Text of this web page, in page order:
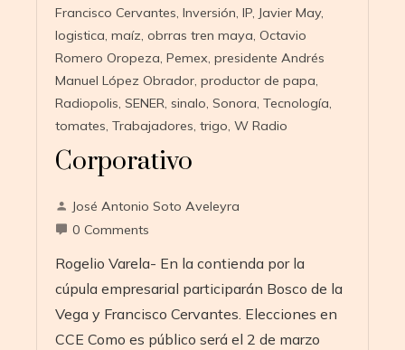
Francisco Cervantes, Inversión, IP, Javier May,
logistica, maíz, obrras tren maya, Octavio
Romero Oropeza, Pemex, presidente Andrés
Manuel López Obrador, productor de papa,
Radiopolis, SENER, sinalo, Sonora, Tecnología,
tomates, Trabajadores, trigo, W Radio
Corporativo
José Antonio Soto Aveleyra
0 Comments
Rogelio Varela- En la contienda por la
cúpula empresarial participarán Bosco de la
Vega y Francisco Cervantes. Elecciones en
CCE Como es público será el 2 de marzo